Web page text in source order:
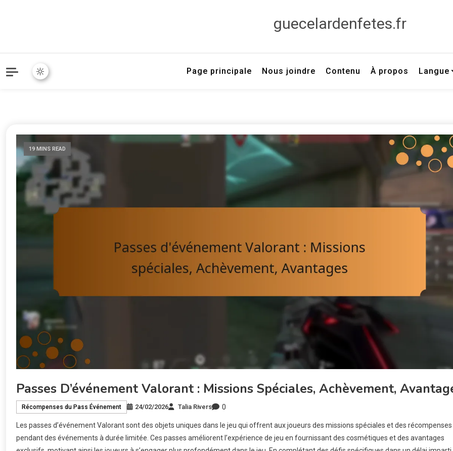
guecelardenfetes.fr
Page principale Nous joindre Contenu À propos Langue
19 MINS READ
Passes D’événement Valorant : Missions Spéciales, Achèvement,
Récompenses du Pass Événement 24/02/2026 Talia Rivers 0
Les passes d’événement Valorant sont des objets uniques dans le jeu qui offrent aux joueurs des missions spéciales et des récompenses
pendant des événements à durée limitée. Ces passes améliorent l’expérience de jeu en fournissant des cosmétiques et des avantages